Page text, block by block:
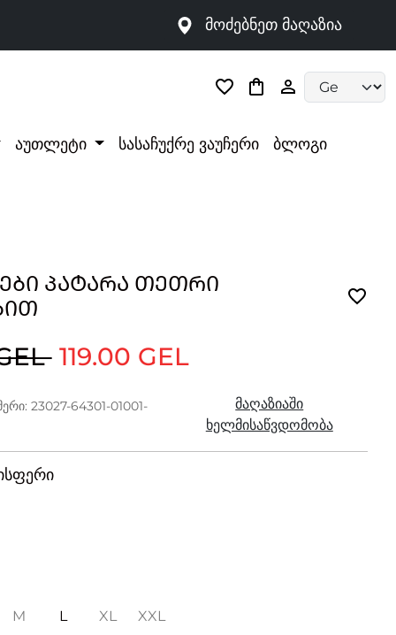
მოძებნეთ მაღაზია
აუთლეტი სასაჩუქრე ვაუჩერი ბლოგი
ᲞᲐᲢᲐᲠᲐ ᲗᲔᲗᲠᲘ
119.00 GEL
23027-64301-01001-
მაღაზიაში
ხელმისაწვდომობა
M L XL
XXL